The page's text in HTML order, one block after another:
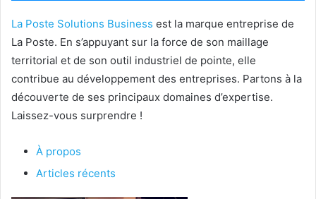
La Poste Solutions Business est la marque entreprise de
La Poste. En s’appuyant sur la force de son maillage
territorial et de son outil industriel de pointe, elle
contribue au développement des entreprises. Partons à la
découverte de ses principaux domaines d’expertise.
Laissez-vous surprendre !
À propos
Articles récents